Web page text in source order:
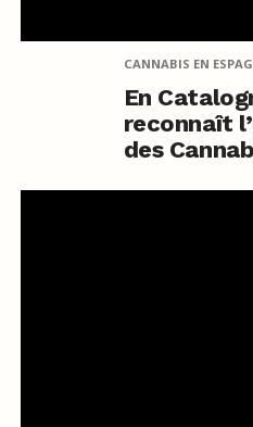
CANNABIS EN
En
reconnaît
des